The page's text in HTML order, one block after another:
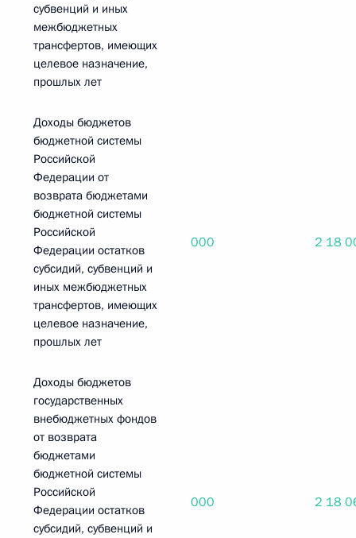
субвенций и иных
межбюджетных
трансфертов, имеющих
целевое назначение,
прошлых лет
Доходы бюджетов
бюджетной системы
Российской
Федерации от
возврата бюджетами
бюджетной системы
Российской
Федерации остатков
субсидий, субвенций и
иных межбюджетных
трансфертов, имеющих
целевое назначение,
прошлых лет
000 2 18
Доходы бюджетов
государственных
внебюджетных фондов
от возврата
бюджетами
бюджетной системы
Российской
Федерации остатков
субсидий, субвенций и
000 2 18